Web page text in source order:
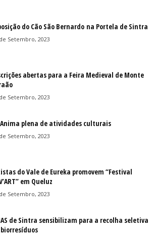
do Cão São Bernardo na Portela de Sintra
Setembro, 2023
abertas para a Feira Medieval de Monte
Setembro, 2023
Anima plena de atividades culturais
Setembro, 2023
do Vale de Eureka promovem “Festival
em Queluz
Setembro, 2023
de Sintra sensibilizam para a recolha seletiva